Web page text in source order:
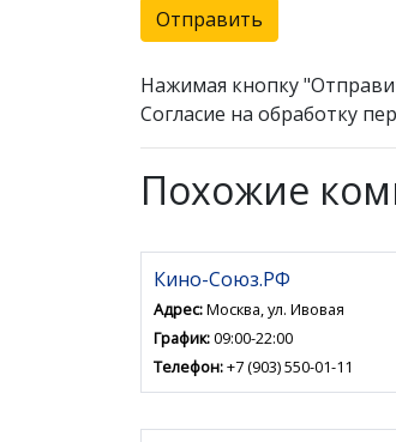
Отправить
Нажимая кнопку
Согласие на обработку
Похожие
Кино-Союз.РФ
Адрес:Москва, ул. Ивовая
График:09:00-22:00
Телефон:+7 (903) 550-01-11